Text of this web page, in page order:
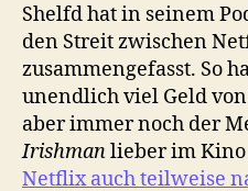
Shelfd hat in seinem
den Streit zwischen
zusammengefasst. So
unendlich viel Geld
aber immer noch der
Irishmanlieber im Kino
Netflix auch teilweise